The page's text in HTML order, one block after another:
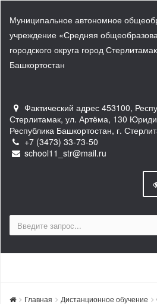
Муниципальное автономное
учреждение «Средняя
городского округа город
Башкортостан
Фактический адрес 453100,
Стерлитамак, ул. Артёма, 130
Республика Башкортостан, г.
+7 (3473) 33-73-50
school11_str@mail.ru
Главная Дистанционное обучение